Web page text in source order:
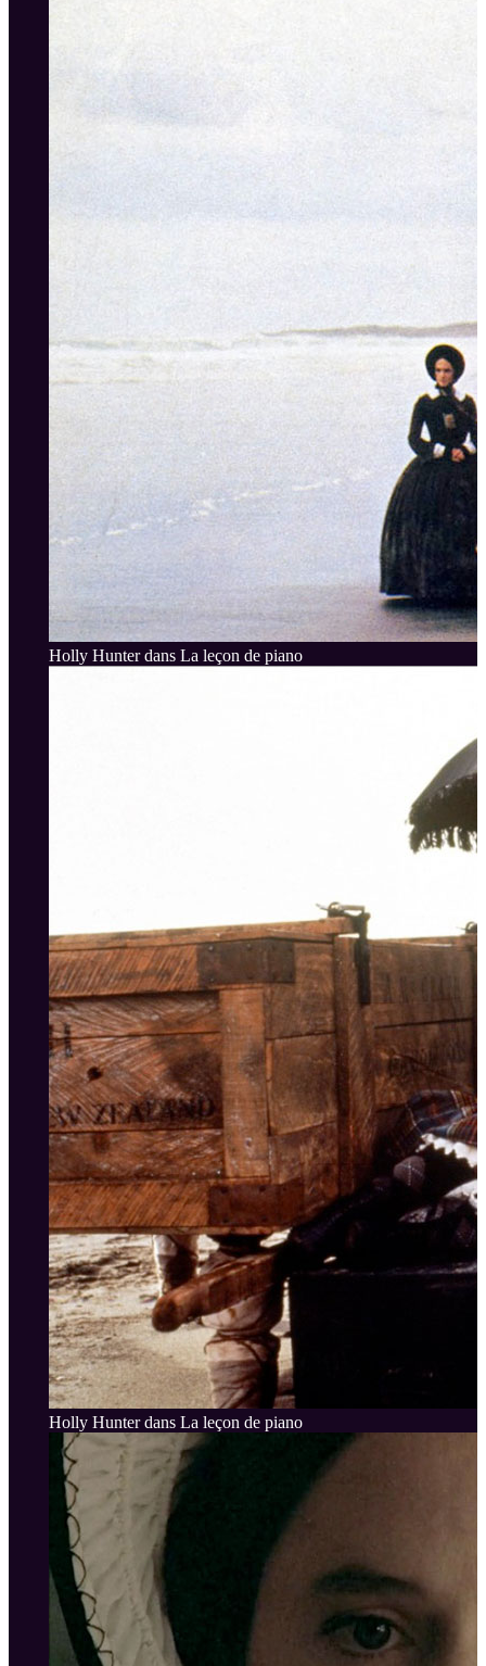
Holly Hunter dans La leçon de piano
Holly Hunter dans La leçon de piano